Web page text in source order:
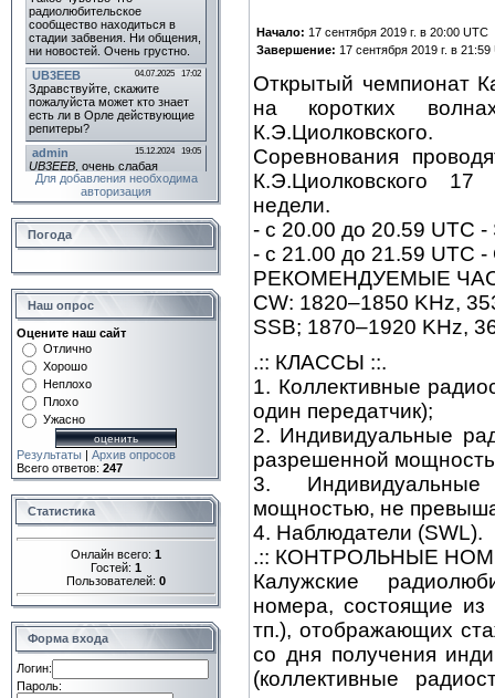
Для добавления необходима
авторизация
Погода
Наш опрос
Оцените наш сайт
Отлично
Хорошо
Неплохо
Плохо
Ужасно
Результаты | Архив опросов
Всего ответов: 247
Статистика
Онлайн всего: 1
Гостей: 1
Пользователей: 0
Форма входа
Логин:
Пароль:
Начало: 17 сентября 2019 г. в 20:00 UTC
Завершение: 17 сентября 2019 г. в 21:59
Открытый чемпионат
на коротких
К.Э.Циолковского.
Соревнования
К.Э.Циолковского
недели.
- с 20.00 до 20.59 UTC -
- c 21.00 до 21.59 UTC -
РЕКОМЕНДУЕМЫЕ
CW: 1820–1850 KHz,
SSB; 1870–1920 KHz,
.:: КЛАССЫ ::.
1. Коллективные
один передатчик);
2. Индивидуальные
разрешенной
3.
мощностью, не
4. Наблюдатели (SWL).
.:: КОНТРОЛЬНЫЕ
Калужские
номера, состоящие
тп.), отображающих
со дня получения
(коллективные